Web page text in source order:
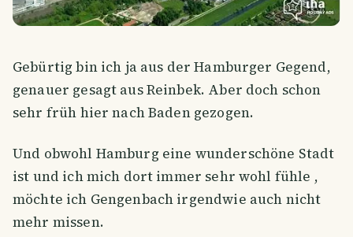
Gebürtig bin ich ja aus der Hamburger Gegend,
genauer gesagt aus Reinbek. Aber doch schon
sehr früh hier nach Baden gezogen.
Und obwohl Hamburg eine wunderschöne Stadt
ist und ich mich dort immer sehr wohl fühle ,
möchte ich Gengenbach irgendwie auch nicht
mehr missen.